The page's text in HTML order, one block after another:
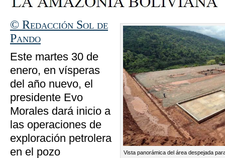
Vista panorámica del área despejada
© Redacción Sol de
Pando
Este martes 30 de
enero, en vísperas
del año nuevo, el
presidente Evo
Morales dará inicio a
las operaciones de
exploración petrolera
en el pozo